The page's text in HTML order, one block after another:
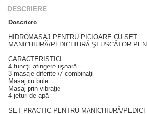
DESCRIERE
Descriere
HIDROMASAJ PENTRU PICIOARE CU SET
MANICHIURĂ/PEDICHIURĂ ŞI USCĂTOR
CARACTERISTICI:
4 funcţii atingere-uşoară
3 masaje diferite /7 combinaţii
Masaj cu bule
Masaj prin vibraţie
4 jeturi de apă
SET PRACTIC PENTRU MANICHIURĂ/